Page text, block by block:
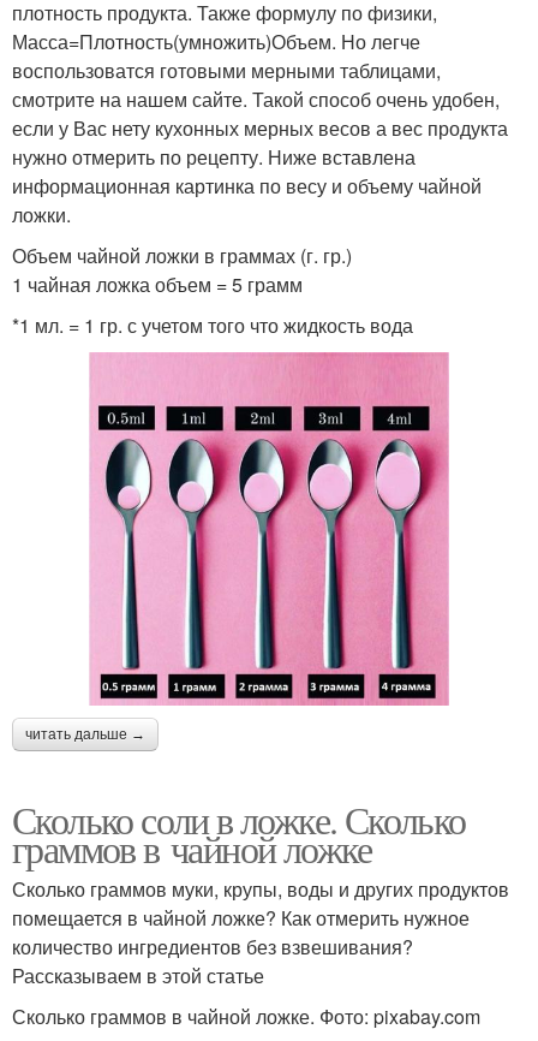
плотность продукта. Также формулу по физики,
Масса=Плотность(умножить)Объем. Но легче
воспользоватся готовыми мерными таблицами,
смотрите на нашем сайте. Такой способ очень удобен,
если у Вас нету кухонных мерных весов а вес продукта
нужно отмерить по рецепту. Ниже вставлена
информационная картинка по весу и объему чайной
ложки.
Объем чайной ложки в граммах (г. гр.)
1 чайная ложка объем = 5 грамм
*1 мл. = 1 гр. с учетом того что жидкость вода
читать дальше →
Сколько соли в ложке. Сколько
граммов в чайной ложке
Сколько граммов муки, крупы, воды и других продуктов
помещается в чайной ложке? Как отмерить нужное
количество ингредиентов без взвешивания?
Рассказываем в этой статье
Сколько граммов в чайной ложке. Фото: pixabay.com